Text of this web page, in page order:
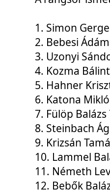
1. Simon
2. Bebesi
3. Uzonyi
4. Kozma
5. Hahner
6. Katona
7. Fülöp
8. Steinbach
9. Krizsán
10. Lammel
11. Németh
12. Bebők